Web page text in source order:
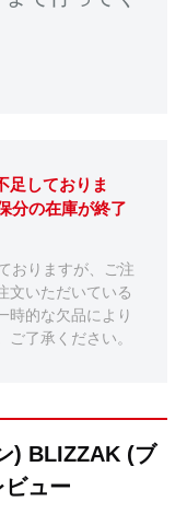
足しておりま
分の在庫が終了
おりますが、ご注
文いただいている
時的な欠品により
ご了承ください。
) BLIZZAK (ブ
ビュー